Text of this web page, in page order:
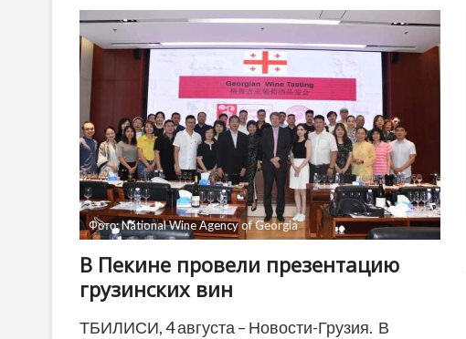
рекорда
Фото: National Wine Agency of Georgia
В Пекине провели презентацию
грузинских вин
ТБИЛИСИ, 4 августа – Новости-Грузия. В